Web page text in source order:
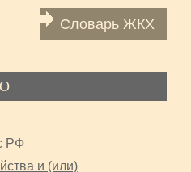
Словарь ЖКХ
РФ
и (или)